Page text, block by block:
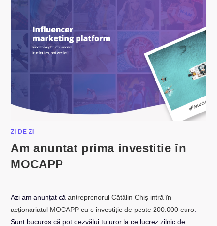
ZI DE ZI
Am anuntat prima investitie în
MOCAPP
Azi am anunțat căantreprenorul Cătălin Chiș intră în
acționariatul MOCAPP cu o investiție de peste 200.000 euro
Sunt bucuros că pot dezvălui tuturor la ce lucrez zilnic de